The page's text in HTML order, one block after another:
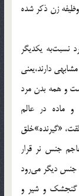
زن ذکر شده
یکدیگر
دارند،یعنی
و همه بدن مرد
ماده در عالم
«گیرنده‌»خلق
جنس نر قرار
جنس دیگر می‌رود
گنجشک و شیر و